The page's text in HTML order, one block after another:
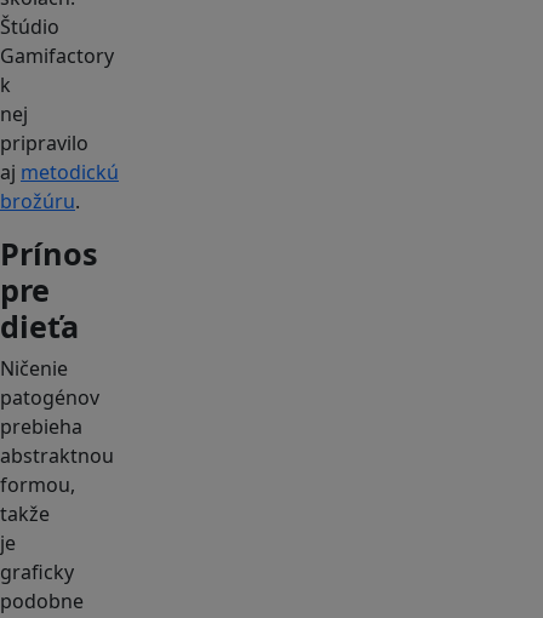
Štúdio
Gamifactory
k
nej
pripravilo
aj metodickú
brožúru.
Prínos
pre
dieťa
Ničenie
patogénov
prebieha
abstraktnou
formou,
takže
je
graficky
podobne